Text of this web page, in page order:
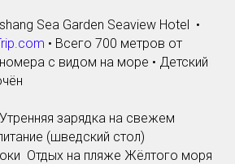
Sea Garden Seaview Hotel •
• Всего 700 метров от
с видом на море • Детский
Утренняя зарядка на свежем
(шведский стол)
Отдых на пляже Жёлтого моря